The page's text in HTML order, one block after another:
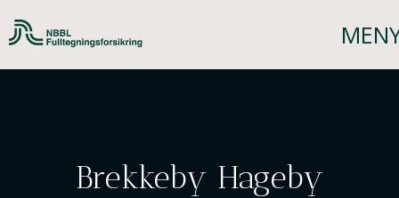
Brekkeby Hageby